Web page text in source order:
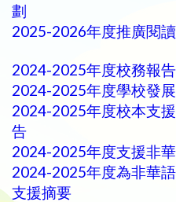
劃
2025-2026年度推廣閱
2024-2025年度校務報
2024-2025年度學校發
2024-2025年度校本支
告
2024-2025年度支援非
2024-2025年度為非華
支援摘要